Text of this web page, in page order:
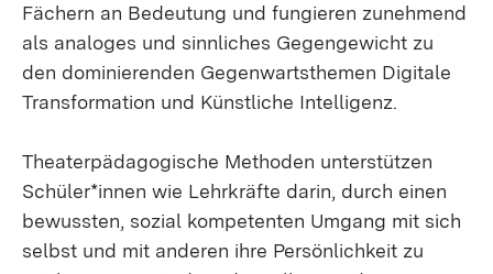
Fächern an Bedeutung und fungieren zunehmend
als analoges und sinnliches Gegengewicht zu
den dominierenden Gegenwartsthemen Digitale
Transformation und Künstliche Intelligenz.
Theaterpädagogische Methoden unterstützen
Schüler*innen wie Lehrkräfte darin, durch einen
bewussten, sozial kompetenten Umgang mit sich
selbst und mit anderen ihre Persönlichkeit zu